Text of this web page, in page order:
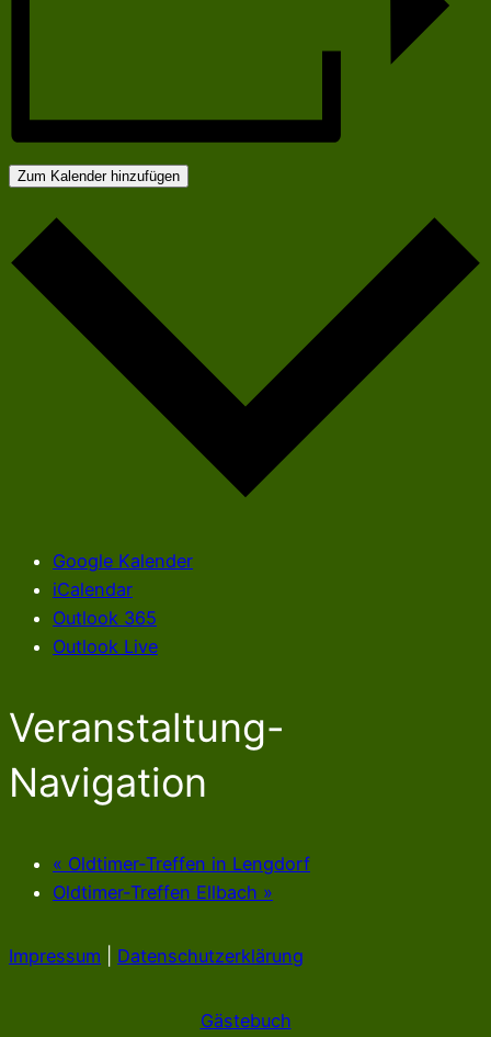
Zum Kalender hinzufügen
Google Kalender
iCalendar
Outlook 365
Outlook Live
Veranstaltung-
Navigation
« Oldtimer-Treffen in Lengdorf
Oldtimer-Treffen Ellbach »
Impressum Datenschutzerklärung
Gästebuch